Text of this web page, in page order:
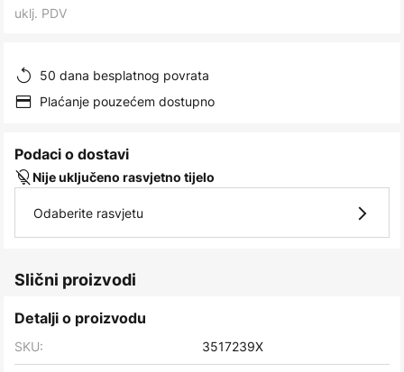
beginning
the
images
uklj. PDV
50 dana besplatnog povrata
Plaćanje pouzećem dostupno
Podaci o dostavi
Nije uključeno rasvjetno tijelo
Odaberite rasvjetu
Slični proizvodi
Detalji o proizvodu
SKU: 3517239X